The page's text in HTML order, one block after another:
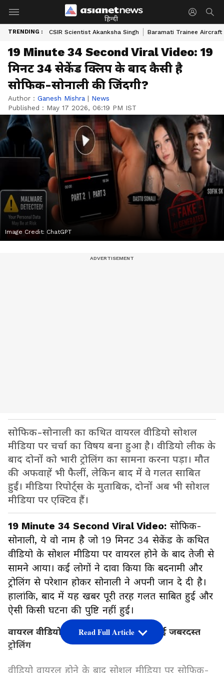
हिन्दी
TRENDING : CSIR Scientist Akanksha Singh Baramati Trainee Aircraft
19 Minute 34 Second Viral Video: 19
मिनट 34 सेकेंड क्लिप के बाद कैसी है
सोफिक-सोनाली की जिंदगी?
Author : Ganesh Mishra | News
Published : May 17 2026, 06:19 PM IST
Image Credit: ChatGPT
सोफिक-सोनाली का कथित वायरल वीडियो सोशल
मीडिया पर चर्चा का विषय बना हुआ है। वीडियो लीक के
बाद दोनों को भारी ट्रोलिंग का सामना करना पड़ा। मौत
की अफवाहें भी फैलीं, लेकिन बाद में वे गलत साबित
हुईं। मीडिया रिपोर्ट्स के मुताबिक, दोनों अब भी सोशल
मीडिया पर एक्टिव हैं।
19 Minute 34 Second Viral Video: सोफिक-
सोनाली, ये वो नाम है जो 19 मिनट 34 सेकेंड के कथित
वीडियो के सोशल मीडिया पर वायरल होने के बाद तेजी से
सामने आया। कई लोगों ने दावा किया कि बदनामी और
ट्रोलिंग से परेशान होकर सोनाली ने अपनी जान दे दी है।
हालांकि, बाद में यह खबर पूरी तरह गलत साबित हुई और
ऐसी किसी घटना की पुष्टि नहीं हुई।
वायरल वीडियो के बाद सोशल मीडिया पर हुई जबरदस्त
ट्रोलिंग
वीडियो वायरल होने के बाद सोशल मीडिया पर सोफिक-
Read Full Article